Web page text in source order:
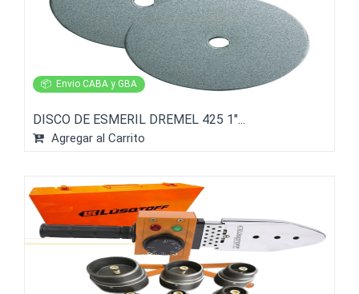
📦 Envio CABA y GBA
DISCO DE ESMERIL DREMEL 425 1"...
Agregar al Carrito